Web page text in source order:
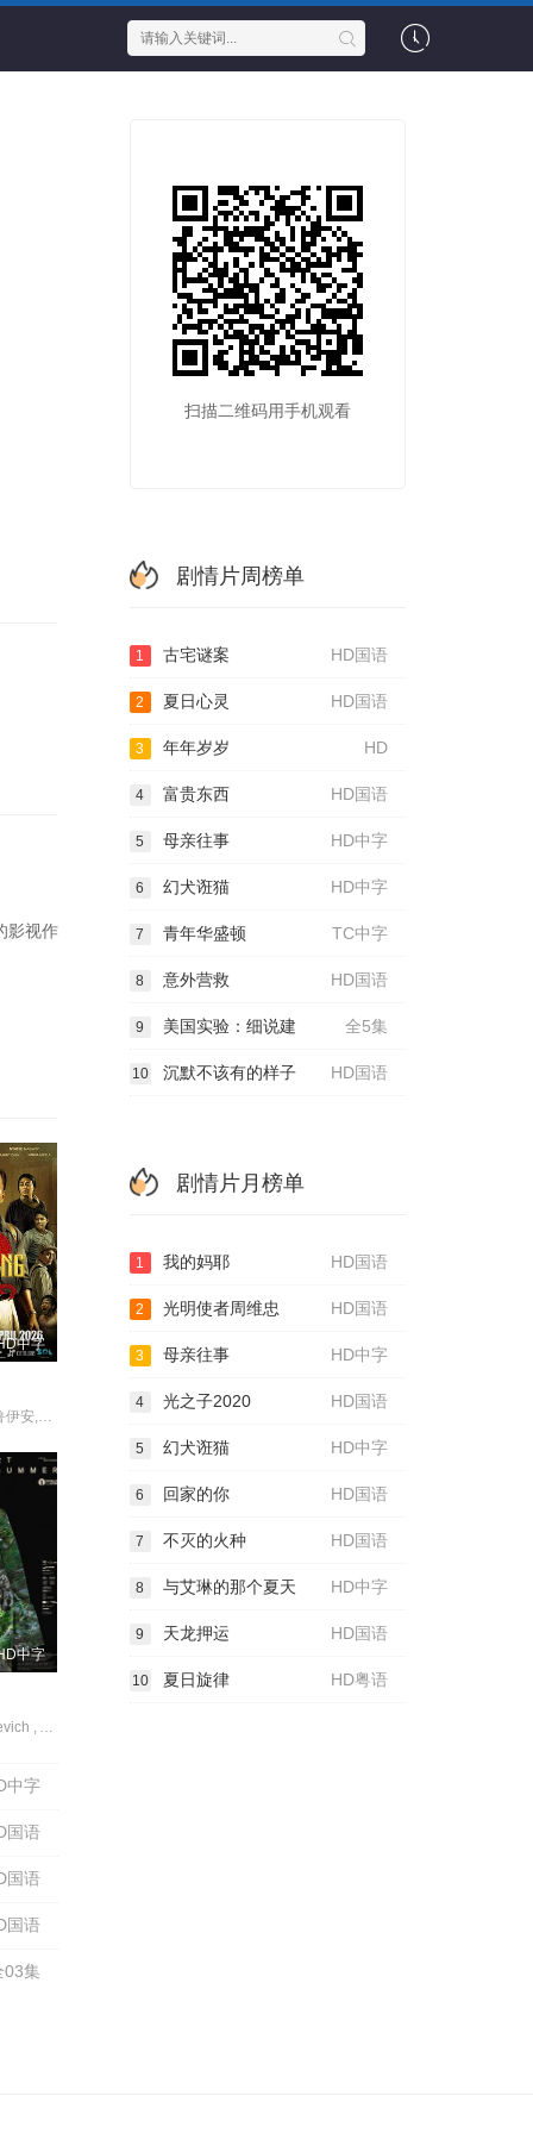
影视作
中字
陈沛兴,雅彦·鲁伊安,李博艺,贝托·库西亚伊,莫哈末·沙菲·纳斯威普,Fauzie·Laily,Nabila·Huda,Hanna·Aqeela,Tian·Jiang·Lee,林雪卉,Ayez·Shaukat·Fonseka·Farid,Paul·Baker,Azizul·Ammar,Hairi·Safwan,Shewin·Sim
中字
中字
国语
国语
国语
03集
扫描二维码用手机观看
剧情片周榜单
HD国语
1 古宅谜案
HD国语
2 夏日心灵
HD
3 年年岁岁
HD国语
4 富贵东西
HD中字
5 母亲往事
HD中字
6 幻犬诳猫
TC中字
7 青年华盛顿
HD国语
8 意外营救
全5集
9 美国实验：细说建
HD国语
10 沉默不该有的样子
剧情片月榜单
HD国语
1 我的妈耶
HD国语
2 光明使者周维忠
HD中字
3 母亲往事
HD国语
4 光之子2020
HD中字
5 幻犬诳猫
HD国语
6 回家的你
HD国语
7 不灭的火种
HD中字
8 与艾琳的那个夏天
HD国语
9 天龙押运
HD粤语
10 夏日旋律